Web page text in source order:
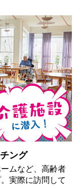
ング
ムなど、高齢者
実際に訪問して